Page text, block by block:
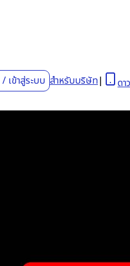
/ เข้าสู่ระบบ สำหรับบริษัท| ด